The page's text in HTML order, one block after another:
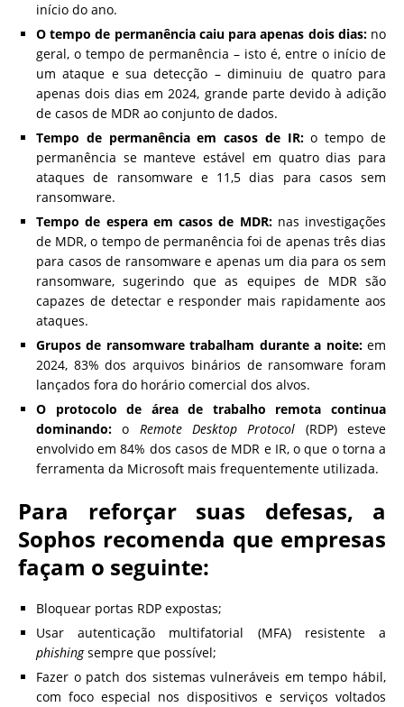
início do ano.
O tempo de permanência caiu para apenas dois dias:no
geral, o tempo de permanência – isto é, entre o início de
um ataque e sua detecção – diminuiu de quatro para
apenas dois dias em 2024, grande parte devido à adição
de casos de MDR ao conjunto de dados.
Tempo de permanência em casos de IR:o tempo de
permanência se manteve estável em quatro dias para
ataques de ransomware e 11,5 dias para casos sem
ransomware.
Tempo de espera em casos de MDR:nas investigações
de MDR, o tempo de permanência foi de apenas três dias
para casos de ransomware e apenas um dia para os sem
ransomware, sugerindo que as equipes de MDR são
capazes de detectar e responder mais rapidamente aos
ataques.
Grupos de ransomware trabalham durante a noite:em
2024, 83% dos arquivos binários de ransomware foram
lançados fora do horário comercial dos alvos.
O protocolo de área de trabalho remota continua
dominando: o Remote Desktop Protocol (RDP) esteve
envolvido em 84% dos casos de MDR e IR, o que o torna a
ferramenta da Microsoft mais frequentemente utilizada.
Para reforçar suas defesas, a
Sophos recomenda que empresas
façam o seguinte:
Bloquear portas RDP expostas;
Usar autenticação multifatorial (MFA) resistente a
phishingsempre que possível;
Fazer o patch dos sistemas vulneráveis em tempo hábil,
com foco especial nos dispositivos e serviços voltados